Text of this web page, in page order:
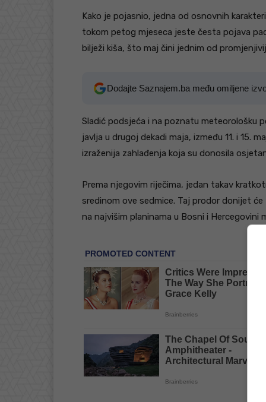
Kako je pojasnio, jedna od osnovnih
tokom petog mjeseca jeste česta pojava
bilježi kiša, što maj čini jednim od
Dodajte Saznajem.ba među omiljene
Sladić podsjeća i na poznatu meteorološku
javlja u drugoj dekadi maja, između 11. i 15.
izraženija zahlađenja koja su donosila
Prema njegovim riječima, jedan takav
sredinom ove sedmice. Taj prodor donijet
na najvišim planinama u Bosni i Hercegovini